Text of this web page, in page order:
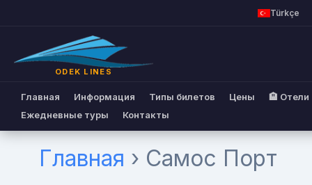
Türkçe
ODEK LINES
Главная Информация Типы билетов Цены
🏨 Отели
Ежедневные туры
Контакты
Главная › Самос Порт